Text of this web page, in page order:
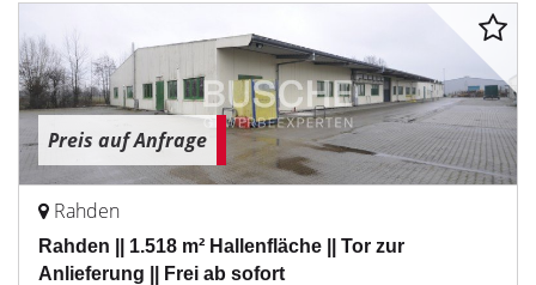
Preis auf Anfrage
Rahden
Rahden || 1.518 m² Hallenfläche || Tor zur
Anlieferung || Frei ab sofort